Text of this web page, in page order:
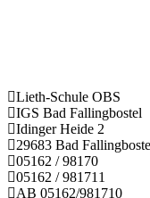
Lieth-Schule OBS
IGS Bad Fallingbostel
Idinger Heide 2
29683 Bad
05162 / 98170
05162 / 981711
AB 05162/981710